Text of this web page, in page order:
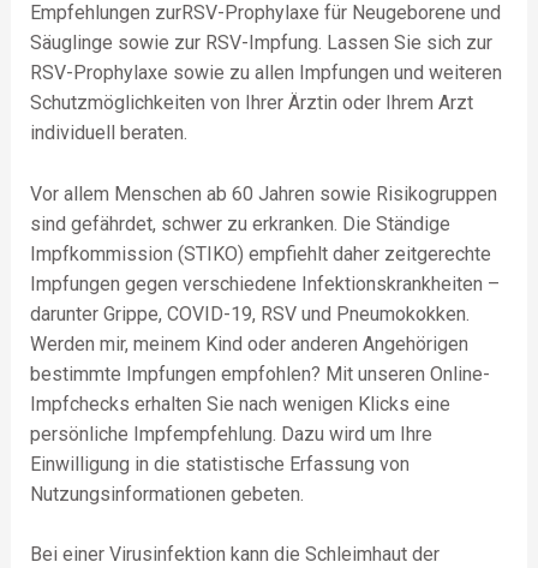
Empfehlungen zurRSV-Prophylaxe für Neugeborene und
Säuglinge sowie zur RSV-Impfung. Lassen Sie sich zur
RSV-Prophylaxe sowie zu allen Impfungen und weiteren
Schutzmöglichkeiten von Ihrer Ärztin oder Ihrem Arzt
individuell beraten.
Vor allem Menschen ab 60 Jahren sowie Risikogruppen
sind gefährdet, schwer zu erkranken. Die Ständige
Impfkommission (STIKO) empfiehlt daher zeitgerechte
Impfungen gegen verschiedene Infektionskrankheiten –
darunter Grippe, COVID-19, RSV und Pneumokokken.
Werden mir, meinem Kind oder anderen Angehörigen
bestimmte Impfungen empfohlen? Mit unseren Online-
Impfchecks erhalten Sie nach wenigen Klicks eine
persönliche Impfempfehlung. Dazu wird um Ihre
Einwilligung in die statistische Erfassung von
Nutzungsinformationen gebeten.
Bei einer Virusinfektion kann die Schleimhaut der